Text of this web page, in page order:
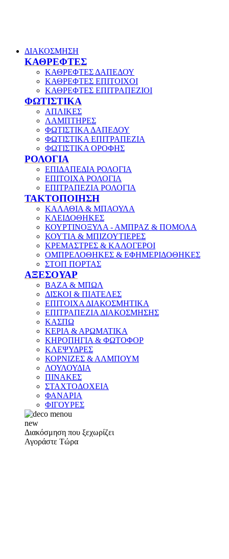
ΔΙΑΚΟΣΜΗΣΗ
ΚΑΘΡΕΦΤΕΣ
ΚΑΘΡΕΦΤΕΣ ΔΑΠΕΔΟΥ
ΚΑΘΡΕΦΤΕΣ ΕΠΙΤΟΙΧΟΙ
ΚΑΘΡΕΦΤΕΣ ΕΠΙΤΡΑΠΕΖΙΟΙ
ΦΩΤΙΣΤΙΚΑ
ΑΠΛΙΚΕΣ
ΛΑΜΠΤΗΡΕΣ
ΦΩΤΙΣΤΙΚΑ ΔΑΠΕΔΟΥ
ΦΩΤΙΣΤΙΚΑ ΕΠΙΤΡΑΠΕΖΙΑ
ΦΩΤΙΣΤΙΚΑ ΟΡΟΦΗΣ
ΡΟΛΟΓΙΑ
ΕΠΙΔΑΠΕΔΙΑ ΡΟΛΟΓΙΑ
ΕΠΙΤΟΙΧΑ ΡΟΛΟΓΙΑ
ΕΠΙΤΡΑΠΕΖΙΑ ΡΟΛΟΓΙΑ
ΤΑΚΤΟΠΟΙΗΣΗ
ΚΑΛΑΘΙΑ & ΜΠΑΟΥΛΑ
ΚΛΕΙΔΟΘΗΚΕΣ
ΚΟΥΡΤΙΝΟΞΥΛΑ - ΑΜΠΡΑΖ & ΠΟΜΟΛΑ
ΚΟΥΤΙΑ & ΜΠΙΖΟΥΤΙΕΡΕΣ
ΚΡΕΜΑΣΤΡΕΣ & ΚΑΛΟΓΕΡΟΙ
ΟΜΠΡΕΛΟΘΗΚΕΣ & ΕΦΗΜΕΡΙΔΟΘΗΚΕΣ
ΣΤΟΠ ΠΟΡΤΑΣ
ΑΞΕΣΟΥΑΡ
ΒΑΖΑ & ΜΠΩΛ
ΔΙΣΚΟΙ & ΠΙΑΤΕΛΕΣ
ΕΠΙΤΟΙΧΑ ΔΙΑΚΟΣΜΗΤΙΚΑ
ΕΠΙΤΡΑΠΕΖΙΑ ΔΙΑΚΟΣΜΗΣΗΣ
ΚΑΣΠΩ
ΚΕΡΙΑ & ΑΡΩΜΑΤΙΚΑ
ΚΗΡΟΠΗΓΙΑ & ΦΩΤΟΦΟΡ
ΚΛΕΨΥΔΡΕΣ
ΚΟΡΝΙΖΕΣ & ΑΛΜΠΟΥΜ
ΛΟΥΛΟΥΔΙΑ
ΠΙΝΑΚΕΣ
ΣΤΑΧΤΟΔΟΧΕΙΑ
ΦΑΝΑΡΙΑ
ΦΙΓΟΥΡΕΣ
new
Διακόσμηση που ξεχωρίζει
Αγοράστε Τώρα